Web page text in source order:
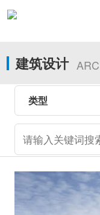
建筑设计
类型